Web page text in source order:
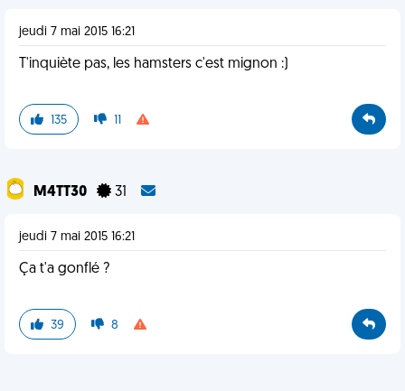
jeudi 7 mai 2015 16:21
T'inquiète pas, les hamsters c'est mignon :)
135 11
M4TT30 31
jeudi 7 mai 2015 16:21
Ça t'a gonflé ?
39 8